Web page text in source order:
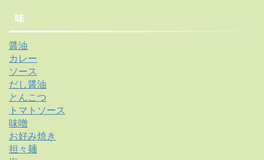
味
醤油
カレー
ソース
だし醤油
とんこつ
トマトソース
味噌
お好み焼き
担々麺